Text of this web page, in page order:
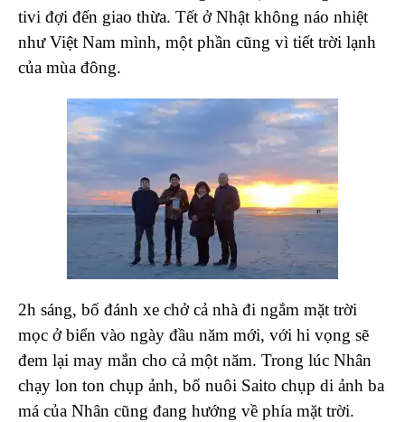
tivi đợi đến giao thừa. Tết ở Nhật không náo nhiệt
như Việt Nam mình, một phần cũng vì tiết trời lạnh
của mùa đông.
2h sáng, bố đánh xe chở cả nhà đi ngắm mặt trời
mọc ở biển vào ngày đầu năm mới, với hi vọng sẽ
đem lại may mắn cho cả một năm. Trong lúc Nhân
chạy lon ton chụp ảnh, bố nuôi Saito chụp di ảnh ba
má của Nhân cũng đang hướng về phía mặt trời.